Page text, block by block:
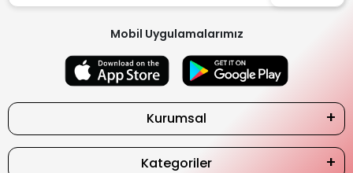
Mobil Uygulamalarımız
Kurumsal
Kategoriler